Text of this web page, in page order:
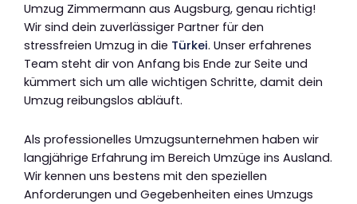
Umzug Zimmermann aus Augsburg, genau richtig!
Wir sind dein zuverlässiger Partner für den
stressfreien Umzug in die Türkei. Unser erfahrenes
Team steht dir von Anfang bis Ende zur Seite und
kümmert sich um alle wichtigen Schritte, damit dein
Umzug reibungslos abläuft.
Als professionelles Umzugsunternehmen haben wir
langjährige Erfahrung im Bereich Umzüge ins Ausland.
Wir kennen uns bestens mit den speziellen
Anforderungen und Gegebenheiten eines Umzugs